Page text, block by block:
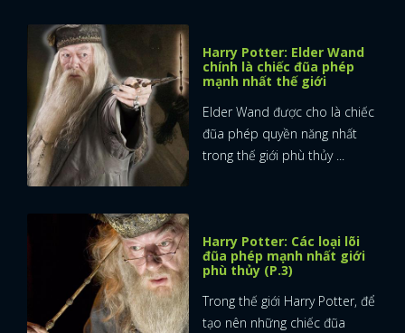
FACEBOOK
Harry Potter: Elder Wand
chính là chiếc đũa phép
mạnh nhất thế giới
Elder Wand được cho là chiếc
đũa phép quyền năng nhất
trong thế giới phù thủy ...
Harry Potter: Các loại lõi
đũa phép mạnh nhất giới
phù thủy (P.3)
Trong thế giới Harry Potter, để
tạo nên những chiếc đũa